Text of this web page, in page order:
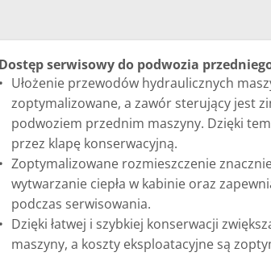
Dostęp serwisowy do podwozia
Ułożenie przewodów hydraulicznych
zoptymalizowane, a zawór sterujący jest
podwoziem przednim maszyny. Dzięki
przez klapę konserwacyjną.
Zoptymalizowane rozmieszczenie
wytwarzanie ciepła w kabinie oraz
podczas serwisowania.
Dzięki łatwej i szybkiej konserwacji
maszyny, a koszty eksploatacyjne są